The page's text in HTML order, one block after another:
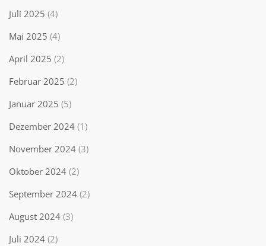
Juli 2025 (4)
Mai 2025 (4)
April 2025 (2)
Februar 2025 (2)
Januar 2025 (5)
Dezember 2024 (1)
November 2024 (3)
Oktober 2024 (2)
September 2024 (2)
August 2024 (3)
Juli 2024 (2)